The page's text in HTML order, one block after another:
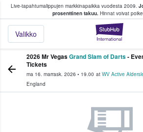
Live-tapahtumalippujen markkinapaikka vuodesta 2009.
prosenttinen takuu. Hinnat voivat
Valikko
fanit ostavat ja myyvät
2026 Mr VegasGrand Slam of Darts-
Tickets
ma 16. marrask. 2026 • 19.00 at WV Active
England